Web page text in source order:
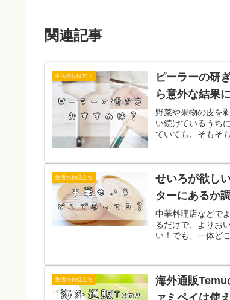
関連記事
生活のお役立ち
ピーラーの研
ら意外な結果に
野菜や果物の皮を
い続けているうち
ていても、そもそ
生活のお役立ち
せいろが欲し
ターにあるか
中華料理店などで
るだけで、よりお
い！でも、一体ど
生活のお役立ち
海外通販
ァミペイは使